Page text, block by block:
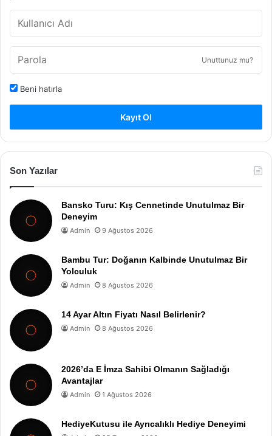
Unuttunuz mu?
Beni hatırla
Kayıt Ol
Son Yazılar
Bansko Turu: Kış Cennetinde Unutulmaz Bir
Deneyim
Admin 9 Ağustos 2026
Bambu Tur: Doğanın Kalbinde Unutulmaz Bir
Yolculuk
Admin 8 Ağustos 2026
14 Ayar Altın Fiyatı Nasıl Belirlenir?
Admin 8 Ağustos 2026
2026’da E İmza Sahibi Olmanın Sağladığı
Avantajlar
Admin 1 Ağustos 2026
HediyeKutusu ile Ayrıcalıklı Hediye Deneyimi